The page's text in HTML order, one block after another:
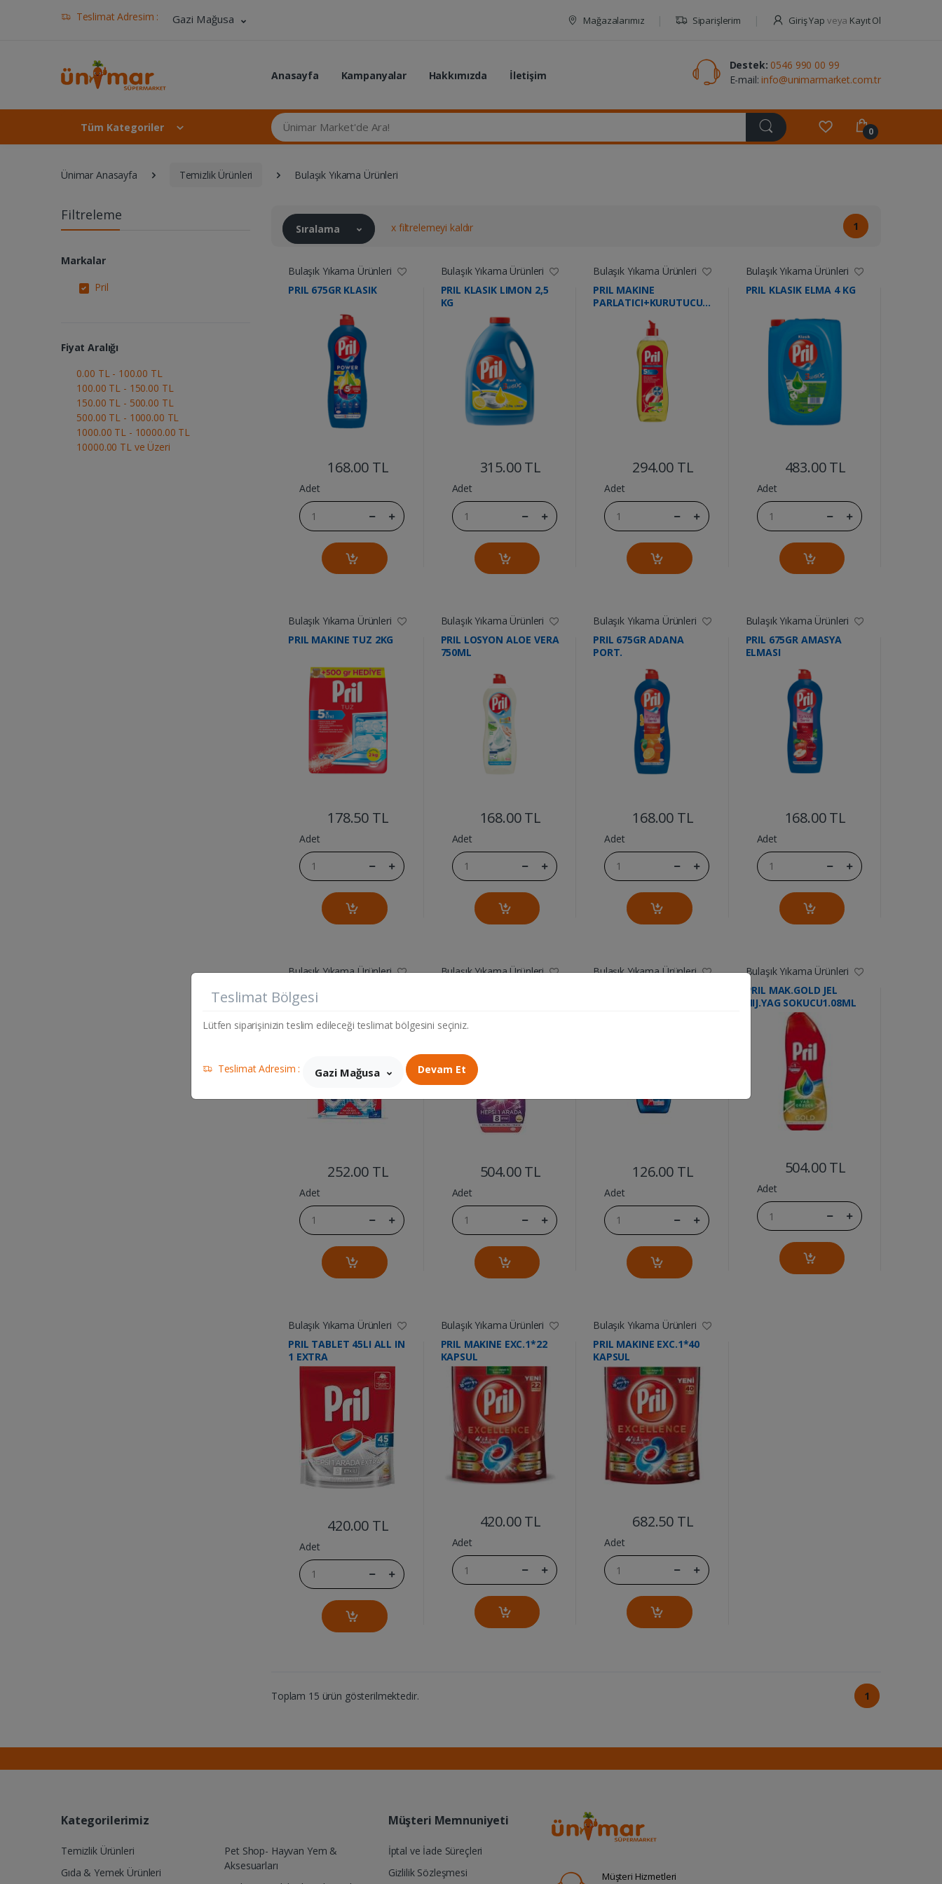
Teslimat Adresim : Gazi Mağusa Mağazalarımız Siparişlerim Giriş Yap veya Kayıt Ol
Anasayfa Kampanyalar Hakkımızda İletişim
Destek: 0546 990 00 99
E-mail: info@unimarmarket.com.tr
Tüm Kategoriler
Ünimar Market'de Ara...
0
Ünimar Anasayfa Temizlik Ürünleri Bulaşık Yıkama Ürünleri
Filtreleme
Markalar
Pril
Fiyat Aralığı
0.00 TL - 100.00 TL
100.00 TL - 150.00 TL
150.00 TL - 500.00 TL
500.00 TL - 1000.00 TL
1000.00 TL - 10000.00 TL
10000.00 TL ve Üzeri
Sıralama x filtrelemeyi kaldır 1
Bulaşık Yıkama Ürünleri
PRIL 675GR KLASIK
168.00 TL
Adet
Bulaşık Yıkama Ürünleri
PRIL KLASIK LIMON 2,5
KG
315.00 TL
Adet
Bulaşık Yıkama Ürünleri
PRIL MAKINE
PARLATICI+KURUTUCU
294.00 TL
Adet
Bulaşık Yıkama Ürünleri
PRIL KLASIK ELMA 4 KG
483.00 TL
Adet
Bulaşık Yıkama Ürünleri
PRIL MAKINE TUZ 2KG
178.50 TL
Adet
Bulaşık Yıkama Ürünleri
PRIL LOSYON ALOE VERA
750ML
168.00 TL
Adet
Bulaşık Yıkama Ürünleri
PRIL 675GR ADANA
PORT.
168.00 TL
Adet
Bulaşık Yıkama Ürünleri
PRIL 675GR AMASYA
ELMASI
168.00 TL
Adet
Bulaşık Yıkama Ürünleri
PRIL MAKINE 3LU
KAPSUL MAKINE TEM.
252.00 TL
Adet
Bulaşık Yıkama Ürünleri
504.00 TL
Adet
Bulaşık Yıkama Ürünleri
126.00 TL
Adet
Bulaşık Yıkama Ürünleri
PRIL MAK.GOLD JEL
HIJ.YAG SOKUCU1.08ML
504.00 TL
Adet
Bulaşık Yıkama Ürünleri
PRIL TABLET 45LI ALL IN
1 EXTRA
420.00 TL
Adet
Bulaşık Yıkama Ürünleri
PRIL MAKINE EXC.1*22
KAPSUL
420.00 TL
Adet
Bulaşık Yıkama Ürünleri
PRIL MAKINE EXC.1*40
KAPSUL
682.50 TL
Adet
Toplam 15 ürün gösterilmektedir. 1
Kategorilerimiz
Temizlik Ürünleri
Gıda & Yemek Ürünleri
Pet Shop- Hayvan Yem &
Aksesuarları
Müşteri Memnuniyeti
İptal ve İade Süreçleri
Gizlilik Sözleşmesi
Müşteri Hizmetleri
Teslimat Bölgesi
Lütfen siparişinizin teslim edileceği teslimat bölgesini seçiniz.
Teslimat Adresim : Gazi Mağusa Devam Et